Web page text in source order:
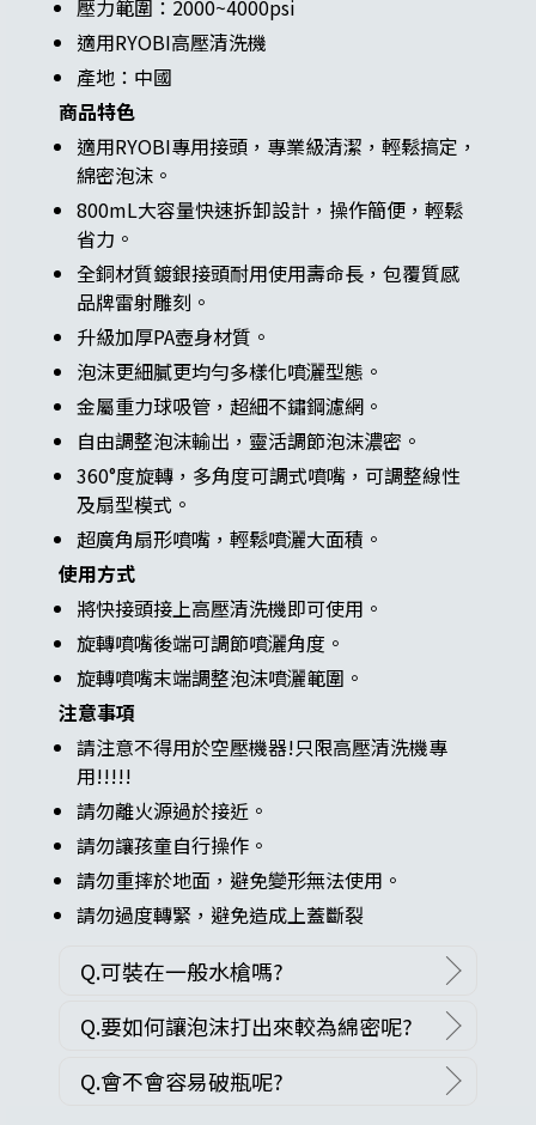
壓力範圍：2000~4000psi
適用RYOBI高壓清洗機
產地：中國
商品特色
適用RYOBI專用接頭，專業級清潔，輕鬆搞定，
綿密泡沫。
800mL大容量快速拆卸設計，操作簡便，輕鬆
省力。
全銅材質鍍銀接頭耐用使用壽命長，包覆質感
品牌雷射雕刻。
升級加厚PA壺身材質。
泡沫更細膩更均勻多樣化噴灑型態。
金屬重力球吸管，超細不鏽鋼濾網。
自由調整泡沫輸出，靈活調節泡沫濃密。
360°度旋轉，多角度可調式噴嘴，可調整線性
及扇型模式。
超廣角扇形噴嘴，輕鬆噴灑大面積。
使用方式
將快接頭接上高壓清洗機即可使用。
旋轉噴嘴後端可調節噴灑角度。
旋轉噴嘴末端調整泡沫噴灑範圍。
注意事項
請注意不得用於空壓機器!只限高壓清洗機專
用!!!!!
請勿離火源過於接近。
請勿讓孩童自行操作。
請勿重摔於地面，避免變形無法使用。
請勿過度轉緊，避免造成上蓋斷裂
Q.可裝在一般水槍嗎?
Q.要如何讓泡沫打出來較為綿密呢?
Q.會不會容易破瓶呢?